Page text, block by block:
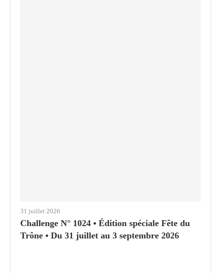
31 juillet 2026
Challenge N° 1024 • Édition spéciale Fête du
Trône • Du 31 juillet au 3 septembre 2026